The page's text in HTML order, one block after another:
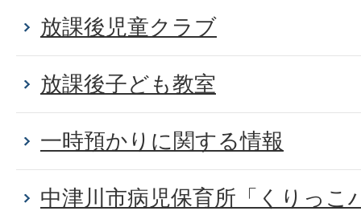
放課後児童クラブ
放課後子ども教室
一時預かりに関する情報
中津川市病児保育所「くりっこ